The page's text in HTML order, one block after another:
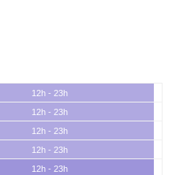
12h - 23h
12h - 23h
12h - 23h
12h - 23h
12h - 23h